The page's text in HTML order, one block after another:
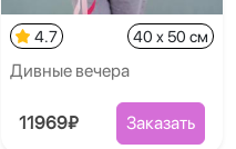
4.7 40 x 50 см
Дивные вечера
11969₽ Заказать